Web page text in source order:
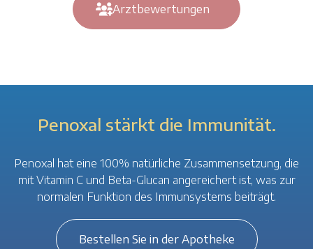
Arztbewertungen
Penoxal stärkt die Immunität.
Penoxal hat eine 100% natürliche Zusammensetzung, die
mit Vitamin C und Beta-Glucan angereichert ist, was zur
normalen Funktion des Immunsystems beiträgt.
Bestellen Sie in der Apotheke